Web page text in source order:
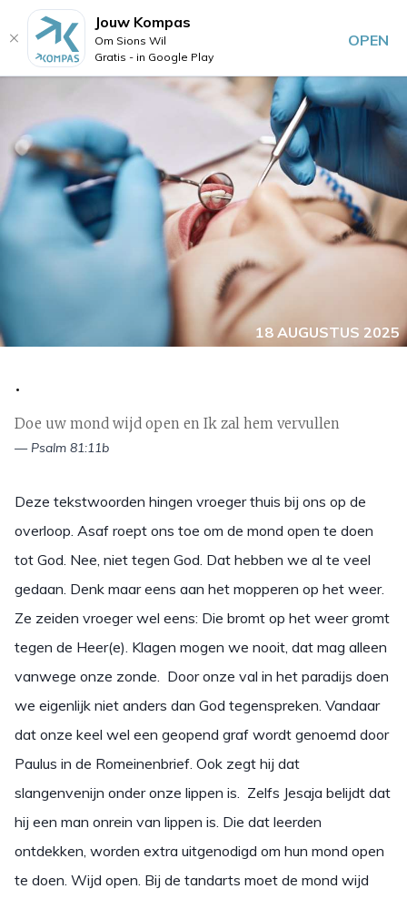
18 AUGUSTUS 2025
.
Doe uw mond wijd open en Ik zal hem vervullen
— Psalm 81:11b
Deze tekstwoorden hingen vroeger thuis bij ons op de
overloop. Asaf roept ons toe om de mond open te doen
tot God. Nee, niet tegen God. Dat hebben we al te veel
gedaan. Denk maar eens aan het mopperen op het weer.
Ze zeiden vroeger wel eens: Die bromt op het weer gromt
tegen de Heer(e). Klagen mogen we nooit, dat mag alleen
vanwege onze zonde. Door onze val in het paradijs doen
we eigenlijk niet anders dan God tegenspreken. Vandaar
dat onze keel wel een geopend graf wordt genoemd door
Paulus in de Romeinenbrief. Ook zegt hij dat
slangenvenijn onder onze lippen is. Zelfs Jesaja belijdt dat
hij een man onrein van lippen is. Die dat leerden
ontdekken, worden extra uitgenodigd om hun mond open
te doen. Wijd open. Bij de tandarts moet de mond wijd
Jouw Kompas
Om Sions Wil
Gratis - in Google Play
OPEN